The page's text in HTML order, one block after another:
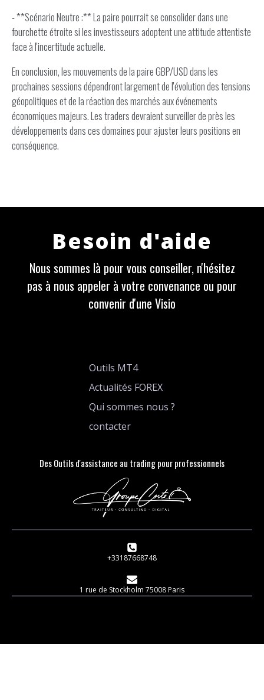
- **Scénario Neutre :** La paire pourrait se consolider dans une
fourchette étroite si les investisseurs adoptent une attitude attentiste
face à l'incertitude actuelle.
En conclusion, les mouvements de la paire GBP/USD dans les
prochaines sessions dépendront largement de l'évolution des tensions
géopolitiques et de la réaction des marchés aux événements
économiques majeurs. Les traders devraient surveiller de près les
développements dans ces domaines pour ajuster leurs positions en
conséquence.
Besoin d'aide
Nous sommes là pour vous conseiller, n'hésitez
pas à nous appeler à votre convenance ou pour
convenir d'une Visio
Outils MT4
Actualités FOREX
Qui sommes nous ?
contacter
Des Outils d'assistance au trading pour professionnels
+33187668748
1 rue de Stockholm 75008 Paris